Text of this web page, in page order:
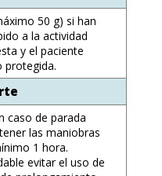
50 g) si han
a la actividad
y el paciente
protegida.
caso de parada
las maniobras
1 hora.
evitar el uso de